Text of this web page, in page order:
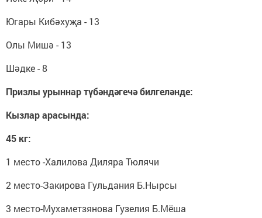
Югары Кибәхуҗа - 13
Олы Мишә - 13
Шәдке - 8
Призлы урыннар түбәндәгечә билгеләнде:
Кызлар арасында:
45 кг:
1 место -Халилова Диляра Тюлячи
2 место-Закирова Гульдания Б.Нырсы
3 место-Мухаметзянова Гузелия Б.Мёша